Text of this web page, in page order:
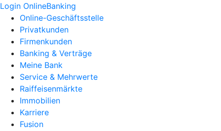
Login OnlineBanking
Online-Geschäftsstelle
Privatkunden
Firmenkunden
Banking & Verträge
Meine Bank
Service & Mehrwerte
Raiffeisenmärkte
Immobilien
Karriere
Fusion